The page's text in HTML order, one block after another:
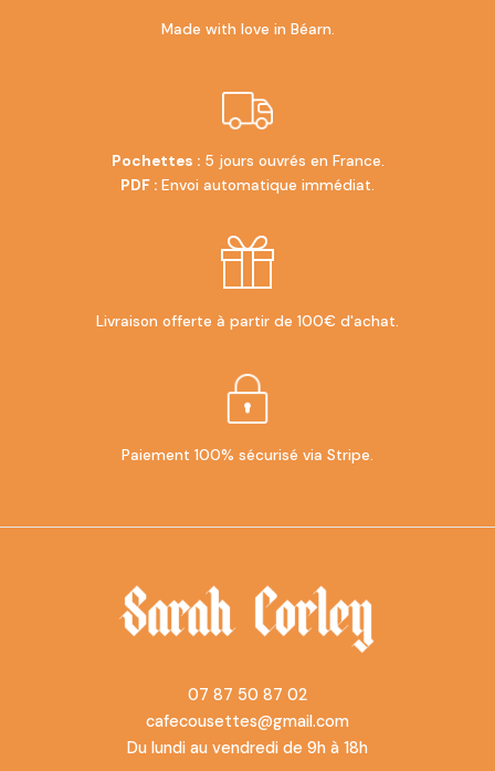
Made with love in Béarn.
Pochettes :5 jours ouvrés en France.
PDF : Envoi automatique immédiat.
Livraison offerte à partir de 100€ d'achat.
Paiement 100% sécurisé via Stripe.
07 87 50 87 02
cafecousettes@gmail.com
Du lundi au vendredi de 9h à 18h